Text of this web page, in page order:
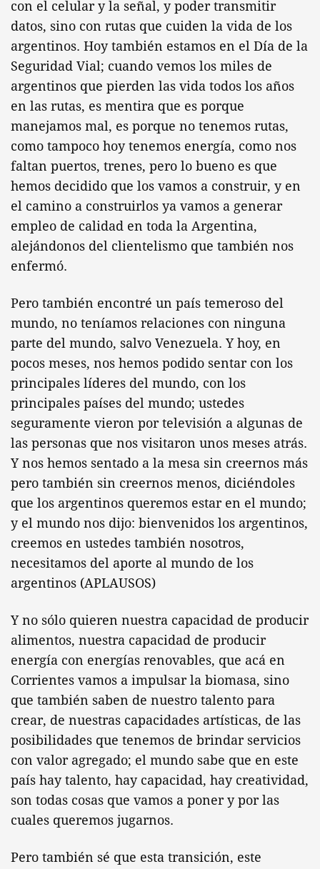
con el celular y la señal, y poder transmitir
datos, sino con rutas que cuiden la vida de los
argentinos. Hoy también estamos en el Día de la
Seguridad Vial; cuando vemos los miles de
argentinos que pierden las vida todos los años
en las rutas, es mentira que es porque
manejamos mal, es porque no tenemos rutas,
como tampoco hoy tenemos energía, como nos
faltan puertos, trenes, pero lo bueno es que
hemos decidido que los vamos a construir, y en
el camino a construirlos ya vamos a generar
empleo de calidad en toda la Argentina,
alejándonos del clientelismo que también nos
enfermó.
Pero también encontré un país temeroso del
mundo, no teníamos relaciones con ninguna
parte del mundo, salvo Venezuela. Y hoy, en
pocos meses, nos hemos podido sentar con los
principales líderes del mundo, con los
principales países del mundo; ustedes
seguramente vieron por televisión a algunas de
las personas que nos visitaron unos meses atrás.
Y nos hemos sentado a la mesa sin creernos más
pero también sin creernos menos, diciéndoles
que los argentinos queremos estar en el mundo;
y el mundo nos dijo: bienvenidos los argentinos,
creemos en ustedes también nosotros,
necesitamos del aporte al mundo de los
argentinos (APLAUSOS)
Y no sólo quieren nuestra capacidad de producir
alimentos, nuestra capacidad de producir
energía con energías renovables, que acá en
Corrientes vamos a impulsar la biomasa, sino
que también saben de nuestro talento para
crear, de nuestras capacidades artísticas, de las
posibilidades que tenemos de brindar servicios
con valor agregado; el mundo sabe que en este
país hay talento, hay capacidad, hay creatividad,
son todas cosas que vamos a poner y por las
cuales queremos jugarnos.
Pero también sé que esta transición, este